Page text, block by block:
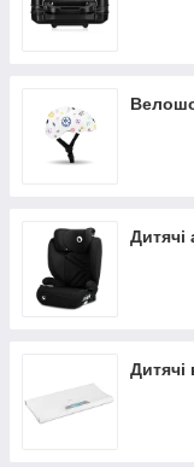
Дитячі
Дитячі